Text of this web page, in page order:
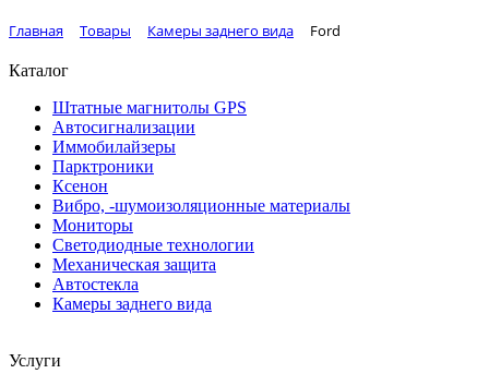
Главная Товары Камеры заднего вида Ford
Каталог
Штатные магнитолы GPS
Автосигнализации
Иммобилайзеры
Парктроники
Ксенон
Вибро, -шумоизоляционные материалы
Мониторы
Светодиодные технологии
Механическая защита
Автостекла
Камеры заднего вида
Услуги